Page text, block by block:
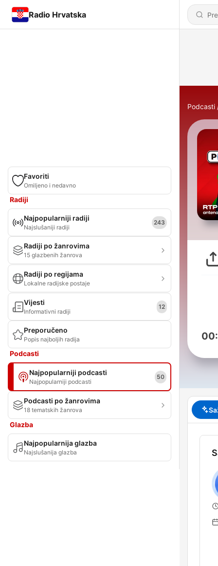
Radio Hrvatska
Favoriti
Omiljeno i nedavno
Radiji
Najpopularniji radiji
Najslušaniji radiji
243
Radiji po žanrovima
15 glazbenih žanrova
Radiji po regijama
Lokalne radijske postaje
Vijesti
Informativni radiji
12
Preporučeno
Popis najboljih radija
Podcasti
Najpopularniji podcasti
Najpopularniji podcasti
50
Podcasti po žanrovima
18 tematskih žanrova
Glazba
Najpopularnija glazba
Najslušanija glazba
Podcasti